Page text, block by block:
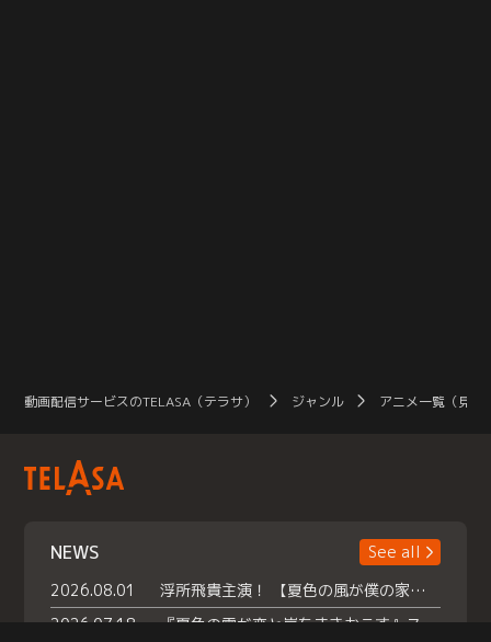
動画配信サービスのTELASA（テラサ） ジャンル アニメ一覧（見放
NEWS
See all
2026.08.01
浮所飛貴主演！ 【夏色の風が僕の家にやってきた】 本日よりテラサで独占配信スタート！
2026.07.18
『夏色の雲が恋と嵐をまきおこす』スペシャルメイキング 【Part1】2026年７月18日（土）23時30分～配信スタート！話題のシーンの裏側を大公開！豪華キャスト大集合！ 『武宮家 真夏の家族会議』開催！